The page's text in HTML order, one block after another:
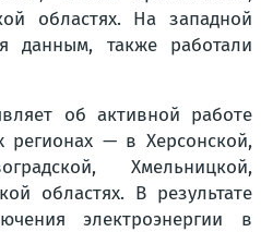
областях. На западной
данным, также работали
об активной работе
регионах — в Херсонской,
Хмельницкой,
областях. В результате
электроэнергии в